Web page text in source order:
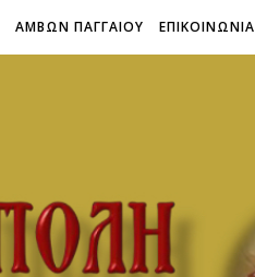
ΑΜΒΩΝ ΠΑΓΓΑΙΟΥ ΕΠΙΚΟΙΝΩΝΙΑ